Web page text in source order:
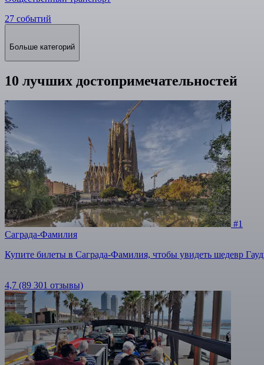
27 событий
Больше категорий
10 лучших достопримечательностей
#1
Саграда-Фамилия
Купите билеты в Саграда-Фамилия, чтобы увидеть шедевр
4,7 (89 301 отзывы)